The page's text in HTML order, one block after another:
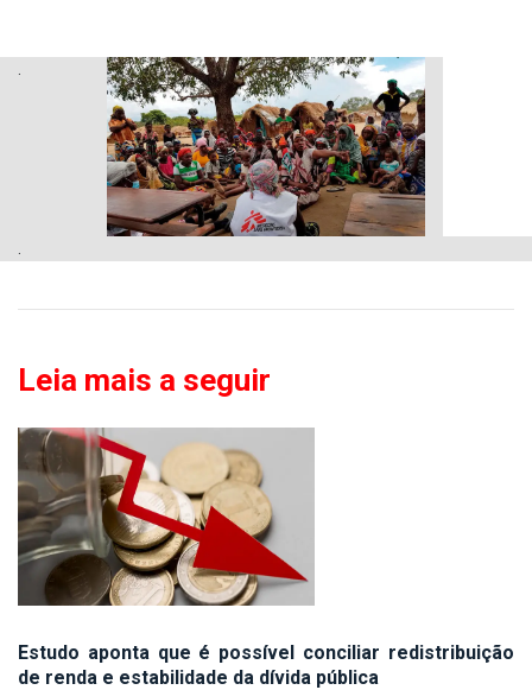
Leia mais a seguir
Estudo aponta que é possível conciliar redistribuição
de renda e estabilidade da dívida pública